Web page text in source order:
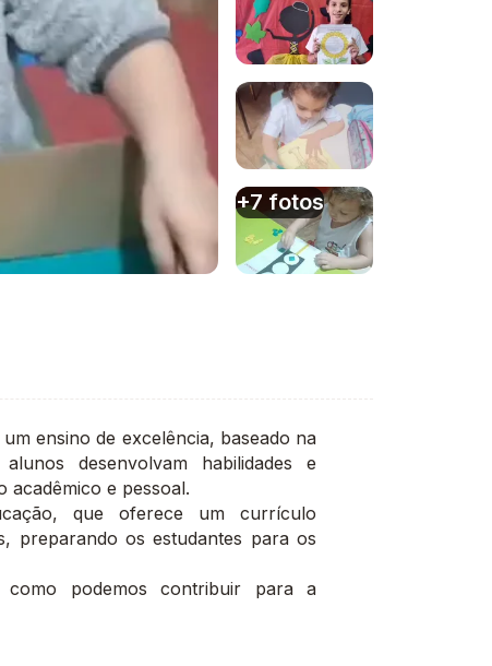
Imagem 2
Imagem 3
+7 fotos
ensino de excelência, baseado na
desenvolvam habilidades e
acadêmico e pessoal.
que oferece um currículo
preparando os estudantes para os
podemos contribuir para a